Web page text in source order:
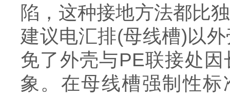
陷，这种接地方法都比
建议电汇排(母线槽)以
免了外壳与PE联接处
象。在母线槽强制性标